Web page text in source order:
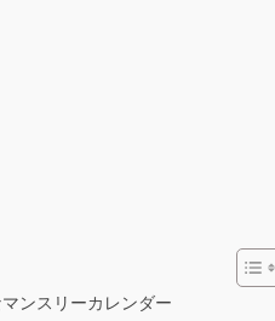
ンスリーカレンダー